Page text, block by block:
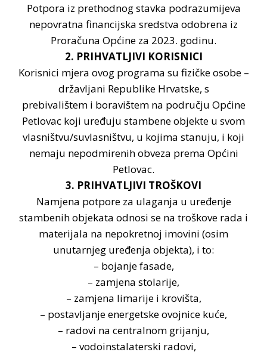
Potpora iz prethodnog stavka podrazumijeva
nepovratna financijska sredstva odobrena iz
Proračuna Općine za 2023. godinu.
2. PRIHVATLJIVI KORISNICI
Korisnici mjera ovog programa su fizičke osobe –
državljani Republike Hrvatske, s
prebivalištem i boravištem na području Općine
Petlovac koji uređuju stambene objekte u svom
vlasništvu/suvlasništvu, u kojima stanuju, i koji
nemaju nepodmirenih obveza prema Općini
Petlovac.
3. PRIHVATLJIVI TROŠKOVI
Namjena potpore za ulaganja u uređenje
stambenih objekata odnosi se na troškove rada i
materijala na nepokretnoj imovini (osim
unutarnjeg uređenja objekta), i to:
– bojanje fasade,
– zamjena stolarije,
– zamjena limarije i krovišta,
– postavljanje energetske ovojnice kuće,
– radovi na centralnom grijanju,
– vodoinstalaterski radovi,